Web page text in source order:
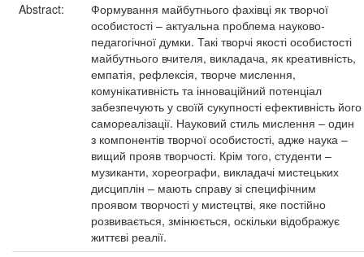
Abstract:
Формування майбутнього фахівці як творчої
особистості – актуальна проблема науково-
педагогічної думки. Такі творчі якості особистості
майбутнього вчителя, викладача, як креативність,
емпатія, рефлексія, творче мислення,
комунікативність та інноваційний потенціал
забезпечують у своїй сукупності ефективність його
самореалізації. Науковий стиль мислення – один
з компонентів творчої особистості, адже наука –
вищий прояв творчості. Крім того, студенти –
музиканти, хореографи, викладачі мистецьких
дисциплін – мають справу зі специфічним
проявом творчості у мистецтві, яке постійно
розвивається, змінюється, оскільки відображує
життєві реалії.